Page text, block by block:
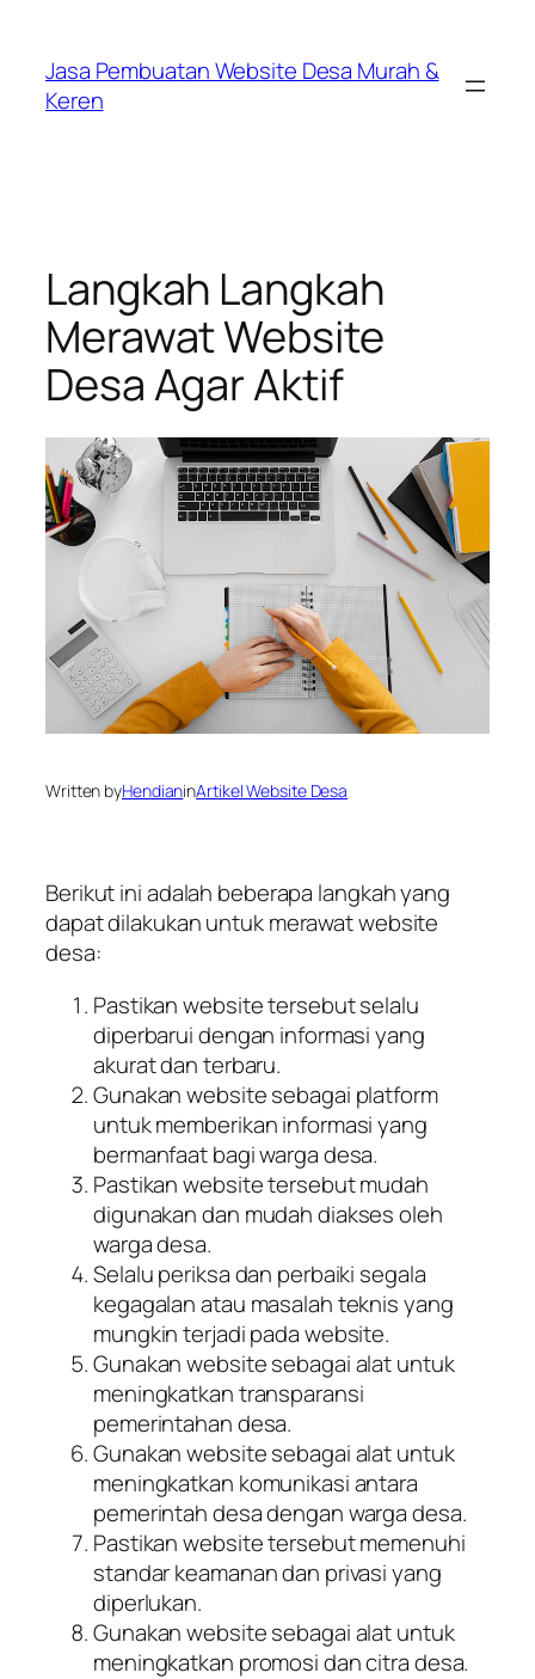
konten
Jasa Pembuatan Website Desa Murah &
Keren
Langkah Langkah
Merawat Website
Desa Agar Aktif
Written byHendianinArtikel Website Desa
Berikut ini adalah beberapa langkah yang
dapat dilakukan untuk merawat website
desa:
Pastikan website tersebut selalu
diperbarui dengan informasi yang
akurat dan terbaru.
Gunakan website sebagai platform
untuk memberikan informasi yang
bermanfaat bagi warga desa.
Pastikan website tersebut mudah
digunakan dan mudah diakses oleh
warga desa.
Selalu periksa dan perbaiki segala
kegagalan atau masalah teknis yang
mungkin terjadi pada website.
Gunakan website sebagai alat untuk
meningkatkan transparansi
pemerintahan desa.
Gunakan website sebagai alat untuk
meningkatkan komunikasi antara
pemerintah desa dengan warga desa.
Pastikan website tersebut memenuhi
standar keamanan dan privasi yang
diperlukan.
Gunakan website sebagai alat untuk
meningkatkan promosi dan citra desa.